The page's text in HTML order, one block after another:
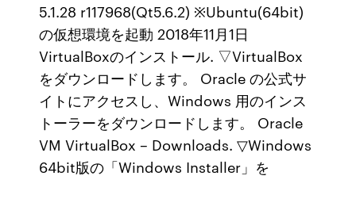
5.1.28 r117968(Qt5.6.2) ※Ubuntu(64bit)
の仮想環境を起動 2018年11月1日
VirtualBoxのインストール. ▽VirtualBox
をダウンロードします。 Oracle の公式サ
イトにアクセスし、Windows 用のインス
トーラーをダウンロードします。 Oracle
VM VirtualBox – Downloads. ▽Windows
64bit版の「Windows Installer」を